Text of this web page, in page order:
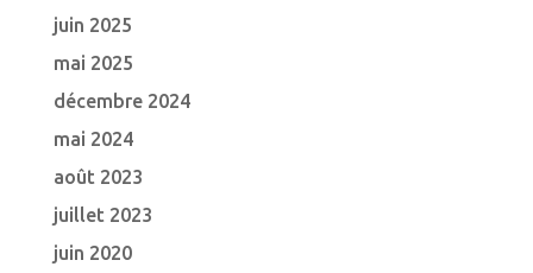
juin 2025
mai 2025
décembre 2024
mai 2024
août 2023
juillet 2023
juin 2020